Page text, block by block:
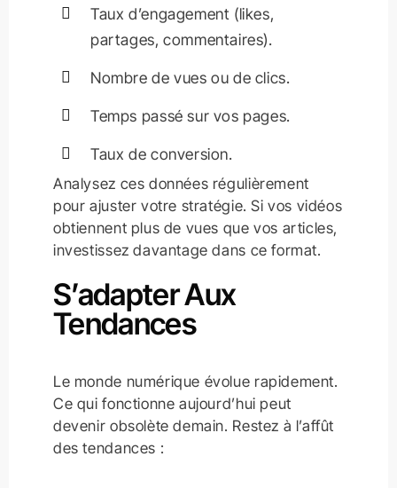
Taux d’engagement (likes,
partages, commentaires).
Nombre de vues ou de clics.
Temps passé sur vos pages.
Taux de conversion.
Analysez ces données régulièrement
pour ajuster votre stratégie. Si vos vidéos
obtiennent plus de vues que vos articles,
investissez davantage dans ce format.
S’adapter Aux
Tendances
Le monde numérique évolue rapidement.
Ce qui fonctionne aujourd’hui peut
devenir obsolète demain. Restez à l’affût
des tendances :